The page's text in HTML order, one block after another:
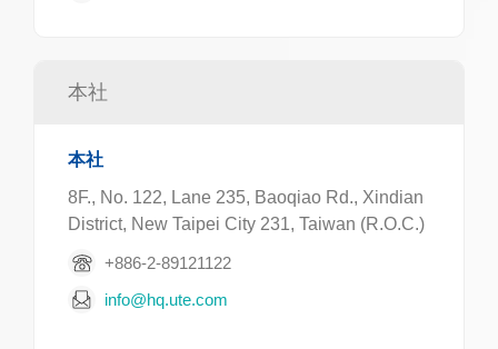
本社
本社
8F., No. 122, Lane 235, Baoqiao Rd., Xindian
District, New Taipei City 231, Taiwan (R.O.C.)
+886-2-89121122
info@hq.ute.com